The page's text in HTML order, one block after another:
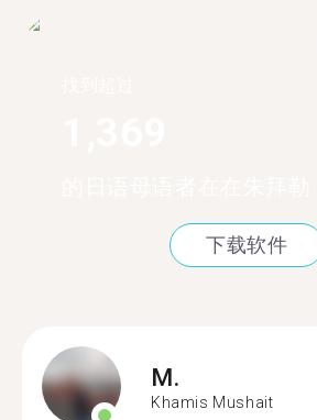
下载软件
M.
Khamis Mushait